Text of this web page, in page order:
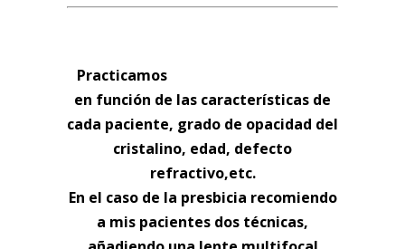
Practicamos
en función de las características de
cada paciente, grado de opacidad del
cristalino, edad, defecto
refractivo,etc.
En el caso de la presbicia recomiendo
a mis pacientes dos técnicas,